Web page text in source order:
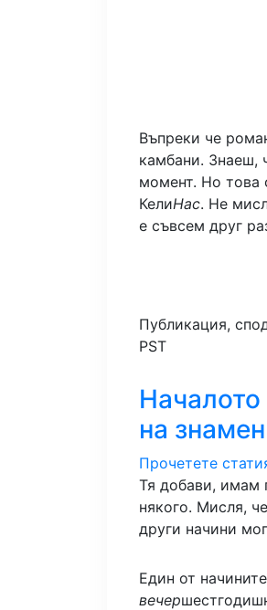
Въпреки че
камбани. Знаеш,
момент. Но това
КелиНас. Не
е съвсем друг
Публикация,
PST
на
Прочетете
Тя добави, имам
някого. Мисля,
други начини
Един от
вечер